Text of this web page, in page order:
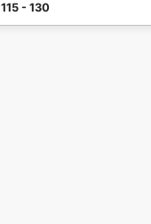
115 - 130